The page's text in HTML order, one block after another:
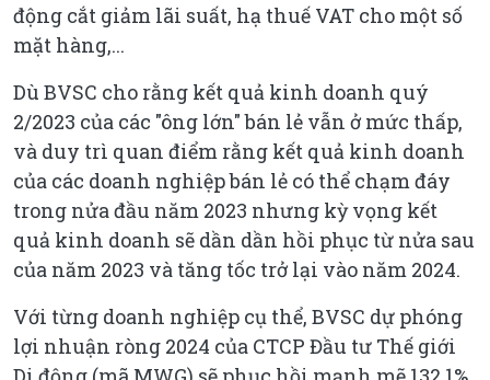
động cắt giảm lãi suất, hạ thuế VAT cho một số
mặt hàng,...
Dù BVSC cho rằng kết quả kinh doanh quý
2/2023 của các "ông lớn" bán lẻ vẫn ở mức thấp,
và duy trì quan điểm rằng kết quả kinh doanh
của các doanh nghiệp bán lẻ có thể chạm đáy
trong nửa đầu năm 2023 nhưng kỳ vọng kết
quả kinh doanh sẽ dần dần hồi phục từ nửa sau
của năm 2023 và tăng tốc trở lại vào năm 2024.
Với từng doanh nghiệp cụ thể, BVSC dự phóng
lợi nhuận ròng 2024 của CTCP Đầu tư Thế giới